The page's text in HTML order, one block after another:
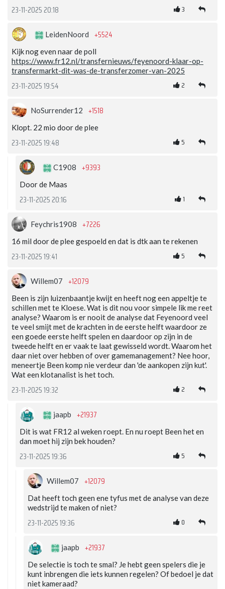
23-11-2025 20:18 3
LeidenNoord +5524
Kijk nog even naar de poll
https://www.fr12.nl/transfernieuws/feyenoord-klaar-op-
transfermarkt-dit-was-de-transferzomer-van-2025
23-11-2025 19:54 2
NoSurrender12 +1518
Klopt. 22 mio door de plee
23-11-2025 19:48 5
C1908 +9393
Door de Maas
23-11-2025 20:16 1
Feychris1908 +7226
16 mil door de plee gespoeld en dat is dtk aan te rekenen
23-11-2025 19:41 5
Willem07 +12079
Been is zijn luizenbaantje kwijt en heeft nog een appeltje te
schillen met te Kloese. Wat is dit nou voor simpele lik me reet
analyse? Waarom is er nooit de analyse dat Feyenoord veel
te veel smijt met de krachten in de eerste helft waardoor ze
een goede eerste helft spelen en daardoor op zijn in de
tweede helft en er vaak te laat gewisseld wordt. Waarom het
daar niet over hebben of over gamemanagement? Nee hoor,
meneertje Been komp nie verdeur dan 'de aankopen zijn kut'.
Wat een klotanalist is het toch.
23-11-2025 19:32 2
jaapb +21937
Dit is wat FR12 al weken roept. En nu roept Been het en
dan moet hij zijn bek houden?
23-11-2025 19:36 5
Willem07 +12079
Dat heeft toch geen ene tyfus met de analyse van deze
wedstrijd te maken of niet?
23-11-2025 19:36 0
jaapb +21937
De selectie is toch te smal? Je hebt geen spelers die je
kunt inbrengen die iets kunnen regelen? Of bedoel je dat
niet kameraad?